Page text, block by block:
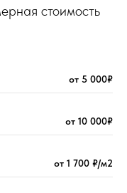
стоимость
от 5 000₽
от 10 000₽
от 1 700 ₽/м2